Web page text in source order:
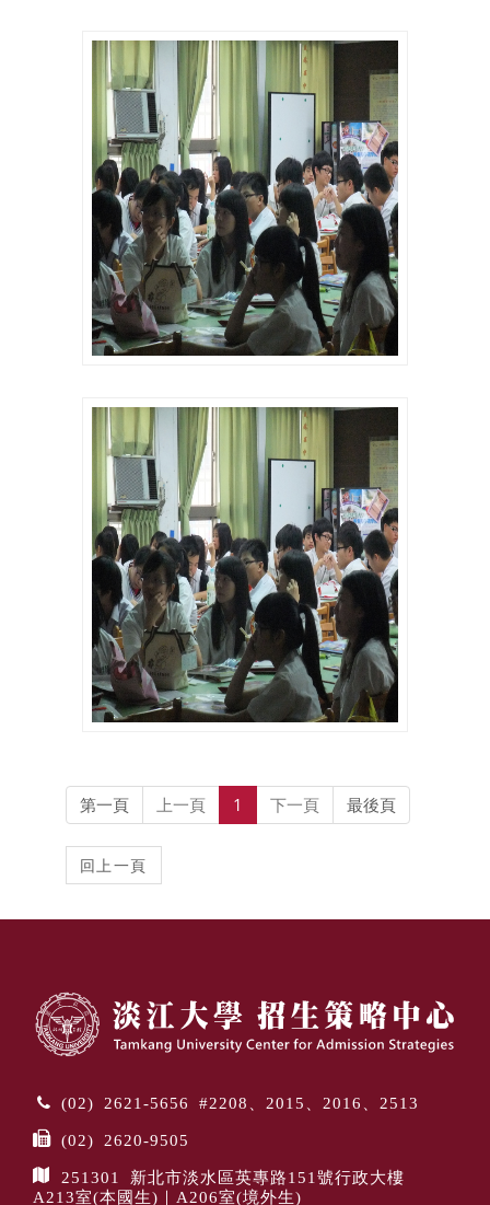
第一頁 上一頁 1 下一頁 最後頁
(02) 2621-5656 #2208、2015、2016、2513
(02) 2620-9505
251301 新北市淡水區英專路151號行政大樓
A213室(本國生)｜A206室(境外生)